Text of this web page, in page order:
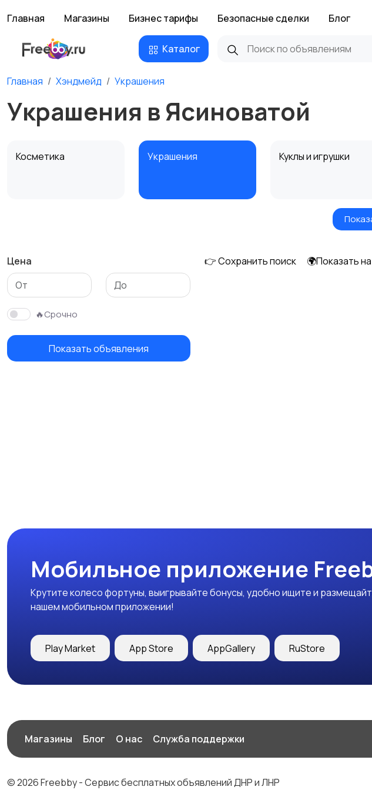
Главная Магазины Бизнес тарифы Безопасные сделки Блог
Каталог
Главная Хэндмейд Украшения
Украшения в Ясиноватой
Косметика Украшения Куклы и игрушки
Цена
🔥Срочно
Показать объявления
👉 Сохранить поиск 🌍Показать
Мобильное приложение
Крутите колесо фортуны, выигрывайте бонусы, удобно ищите и
нашем мобильном приложении!
Play Market App Store AppGallery RuStore
Магазины Блог О нас Служба поддержки
© 2026 Freebby - Сервис бесплатных объявлений ДНР и ЛНР